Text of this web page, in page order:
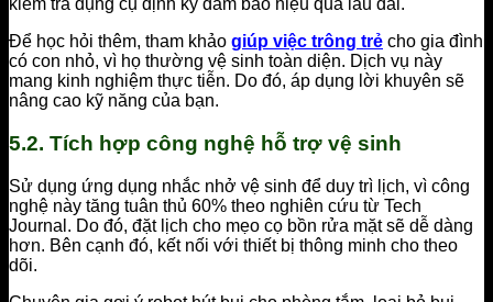
kiểm tra dụng cụ định kỳ đảm bảo hiệu quả lâu dài.
Để học hỏi thêm, tham khảo giúp việc trông trẻ cho gia đình
có con nhỏ, vì họ thường vệ sinh toàn diện. Dịch vụ này
mang kinh nghiệm thực tiễn. Do đó, áp dụng lời khuyên sẽ
nâng cao kỹ năng của bạn.
5.2. Tích hợp công nghệ hỗ trợ vệ sinh
Sử dụng ứng dụng nhắc nhở vệ sinh để duy trì lịch, vì công
nghệ này tăng tuân thủ 60% theo nghiên cứu từ Tech
Journal. Do đó, đặt lịch cho mẹo cọ bồn rửa mặt sẽ dễ dàng
hơn. Bên cạnh đó, kết nối với thiết bị thông minh cho theo
dõi.